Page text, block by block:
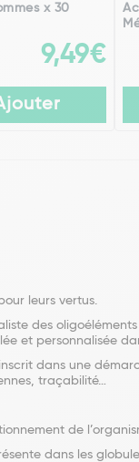
x 30
9,49€
leurs vertus.
des
et personnalisée
dans une
traçabilité…
de
dans les